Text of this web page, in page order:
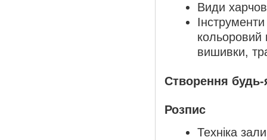
Види
кольоровий
вишивки,
Створення
Розпис
Техніка